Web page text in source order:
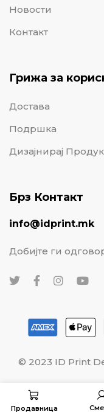
Новости
Контакт
Грижа за
Достава
Подршка
Дизајнирај
Брз Контакт
info@idprint.mk
Добијте ги
© 2023 ID Print
Продавница